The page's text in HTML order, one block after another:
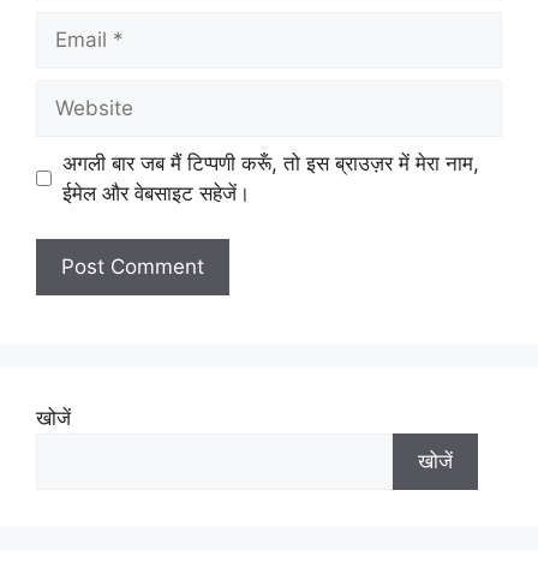
अगली बार जब मैं टिप्पणी करूँ, तो इस ब्राउज़र में मेरा नाम,
ईमेल और वेबसाइट सहेजें।
खोजें
खोजें